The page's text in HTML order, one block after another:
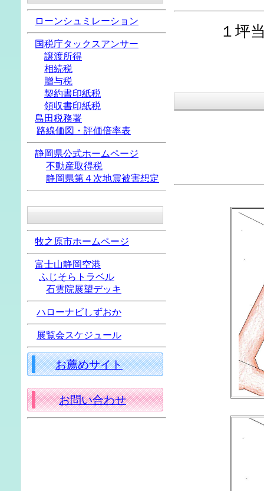
１坪当
ローンシュミレーション
国税庁タックスアンサー
譲渡所得
相続税
贈与税
契約書印紙税
領収書印紙税
島田税務署
路線価図・評価倍率表
静岡県公式ホームページ
不動産取得税
静岡県第４次地震被害想定
牧之原市ホームページ
富士山静岡空港
ふじそらトラベル
石雲院展望デッキ
ハローナビしずおか
展覧会スケジュール
お薦めサイト
お問い合わせ